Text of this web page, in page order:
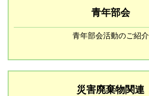
青年部会
青年部会活動のご紹介
災害廃棄物関連